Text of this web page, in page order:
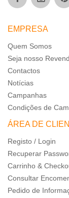
EMPRESA
Quem Somos
Seja nosso
Contactos
Notícias
Campanhas
Condições de
ÁREA DE
Registo / Login
Recuperar
Carrinho &
Consultar
Pedido de